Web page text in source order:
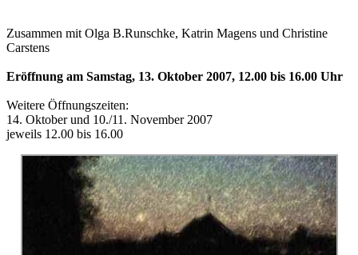
Zusammen mit Olga B.Runschke, Katrin Magens und Christine
Carstens
Eröffnung am Samstag, 13. Oktober 2007, 12.00 bis 16.00 Uhr
Weitere Öffnungszeiten:
14. Oktober und 10./11. November 2007
jeweils 12.00 bis 16.00